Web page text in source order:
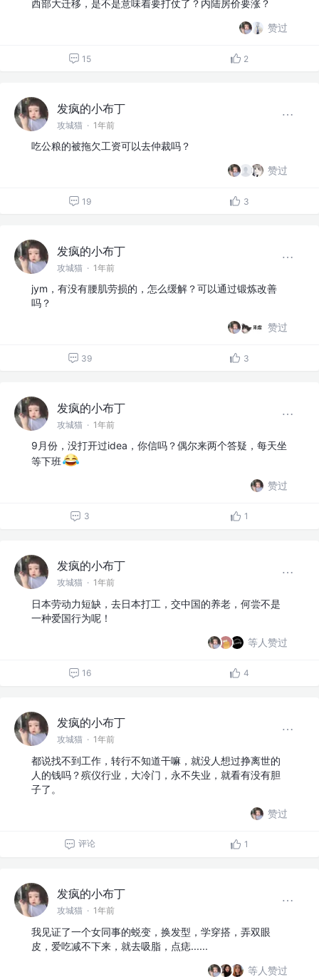
西部大迁移，是不是意味着要打仗了？内陆房价要涨？
赞过
15 2
发疯的小布丁
攻城猫 · 1年前
吃公粮的被拖欠工资可以去仲裁吗？
赞过
19 3
发疯的小布丁
攻城猫 · 1年前
jym，有没有腰肌劳损的，怎么缓解？可以通过锻炼改善
吗？
赞过
39 3
发疯的小布丁
攻城猫 · 1年前
9月份，没打开过idea，你信吗？偶尔来两个答疑，每天坐
等下班
赞过
3 1
发疯的小布丁
攻城猫 · 1年前
日本劳动力短缺，去日本打工，交中国的养老，何尝不是
一种爱国行为呢！
等人赞过
16 4
发疯的小布丁
攻城猫 · 1年前
都说找不到工作，转行不知道干嘛，就没人想过挣离世的
人的钱吗？殡仪行业，大冷门，永不失业，就看有没有胆
子了。
赞过
评论 1
发疯的小布丁
攻城猫 · 1年前
我见证了一个女同事的蜕变，换发型，学穿搭，弄双眼
皮，爱吃减不下来，就去吸脂，点痣......
等人赞过